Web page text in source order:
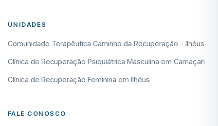
UNIDADES
Comunidade Terapêutica Caminho da Recuperação - Ilhéus
Clínica de Recuperação Psiquiátrica Masculina em Camaçari
Clínica de Recuperação Feminina em Ilhéus
FALE CONOSCO